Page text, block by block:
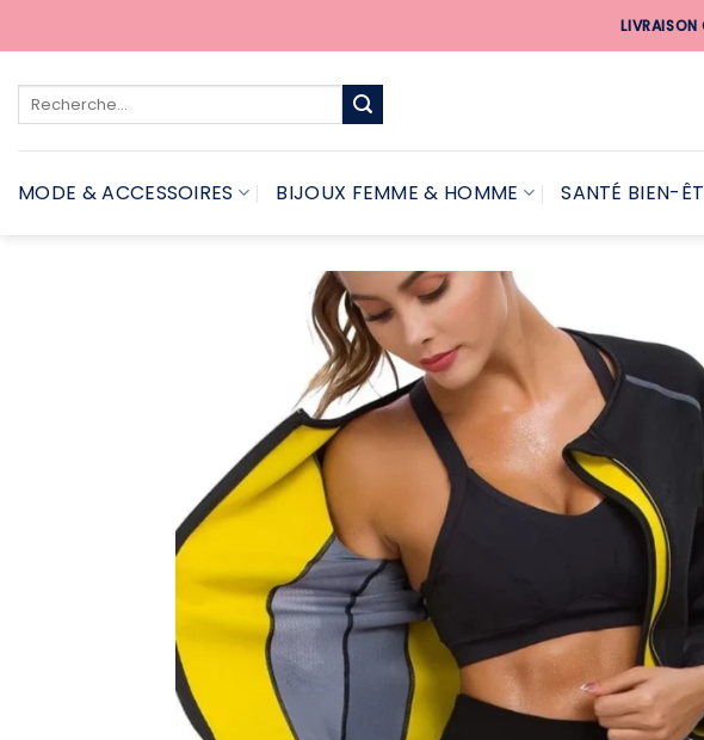
Recherche
MODE & ACCESSOIRES BIJOUX FEMME & HOMME SANTÉ BIEN-